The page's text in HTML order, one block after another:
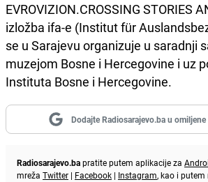
EVROVIZION.CROSSING STORIES
izložba ifa-e (Institut für
se u Sarajevu organizuje u saradnji
muzejom Bosne i Hercegovine i uz
Instituta Bosne i Hercegovine.
Dodajte Radiosarajevo.ba u
Radiosarajevo.bapratite putem aplikacije za
mreža Twitter | Facebook | Instagram, kao i putem